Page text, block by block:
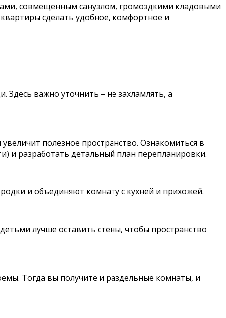
совмещенным санузлом, громоздкими кладовыми
сделать удобное, комфортное и
Здесь важно уточнить – не захламлять, а
полезное пространство. Ознакомиться в
и разработать детальный план перепланировки.
и объединяют комнату с кухней и прихожей.
лучше оставить стены, чтобы пространство
Тогда вы получите и раздельные комнаты, и